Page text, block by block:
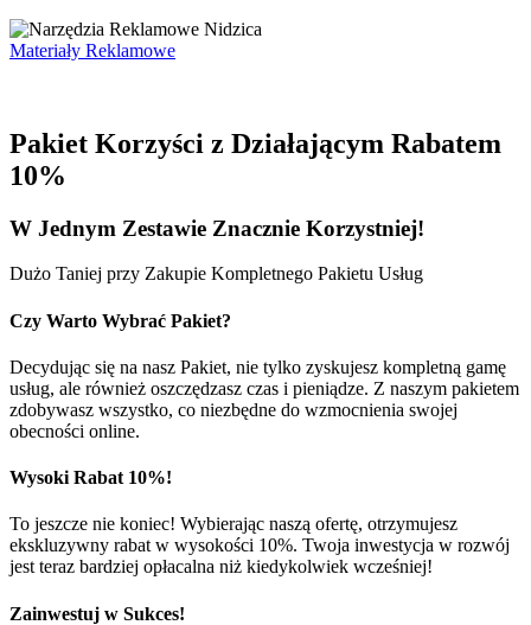
Materiały Reklamowe
Pakiet Korzyści z Działającym Rabatem
10%
W Jednym Zestawie Znacznie Korzystniej!
Dużo Taniej przy Zakupie Kompletnego Pakietu Usług
Czy Warto Wybrać Pakiet?
Decydując się na nasz Pakiet, nie tylko zyskujesz kompletną gamę
usług, ale również oszczędzasz czas i pieniądze. Z naszym pakietem
zdobywasz wszystko, co niezbędne do wzmocnienia swojej
obecności online.
Wysoki Rabat 10%!
To jeszcze nie koniec! Wybierając naszą ofertę, otrzymujesz
ekskluzywny rabat w wysokości 10%. Twoja inwestycja w rozwój
jest teraz bardziej opłacalna niż kiedykolwiek wcześniej!
Zainwestuj w Sukces!